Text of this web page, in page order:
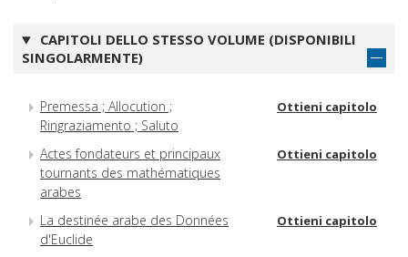
CAPITOLI DELLO STESSO VOLUME (DISPONIBILI
SINGOLARMENTE)
Premessa ; Allocution ;
Ringraziamento ; Saluto
Ottieni capitolo
Actes fondateurs et principaux
tournants des mathématiques
arabes
Ottieni capitolo
La destinée arabe des Données
d'Euclide
Ottieni capitolo